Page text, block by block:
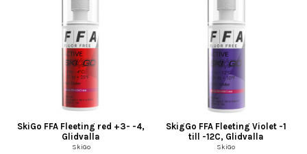
SkiGo FFA Fleeting red +3- -4,
Glidvalla
SkiGo
SkigGo FFA Fleeting Violet -1
till -12C, Glidvalla
SkiGo